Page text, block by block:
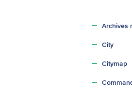
Archives
City
Citymap